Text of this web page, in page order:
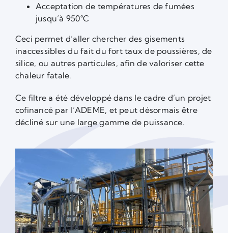
Acceptation de températures de fumées
jusqu’à 950°C
Ceci permet d’aller chercher des gisements
inaccessibles du fait du fort taux de poussières, de
silice, ou autres particules, afin de valoriser cette
chaleur fatale.
Ce filtre a été développé dans le cadre d’un projet
cofinancé par l’ADEME, et peut désormais être
décliné sur une large gamme de puissance.